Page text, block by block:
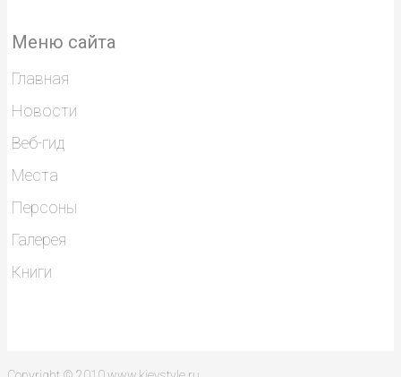
Меню сайта
Главная
Новости
Веб-гид
Места
Персоны
Галерея
Книги